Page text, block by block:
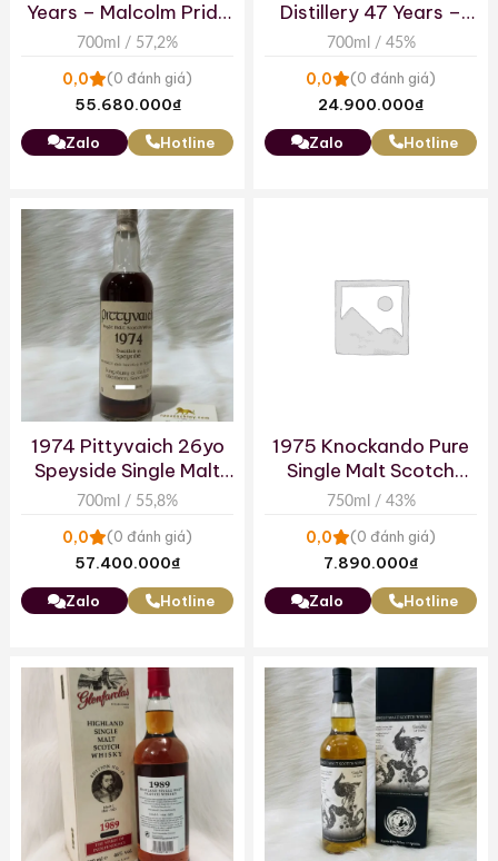
Years – Malcolm Pride
Distillery Collection
700ml / 57,2%
0,0 (0 đánh giá)
55.680.000₫
Zalo Hotline
Distillery 47 Years –
The Whisky Agency
700ml / 45%
0,0 (0 đánh giá)
24.900.000₫
Zalo Hotline
1974 Pittyvaich 26yo
Speyside Single Malt
Whisky
700ml / 55,8%
0,0 (0 đánh giá)
57.400.000₫
Zalo Hotline
1975 Knockando Pure
Single Malt Scotch
Whisky
750ml / 43%
0,0 (0 đánh giá)
7.890.000₫
Zalo Hotline